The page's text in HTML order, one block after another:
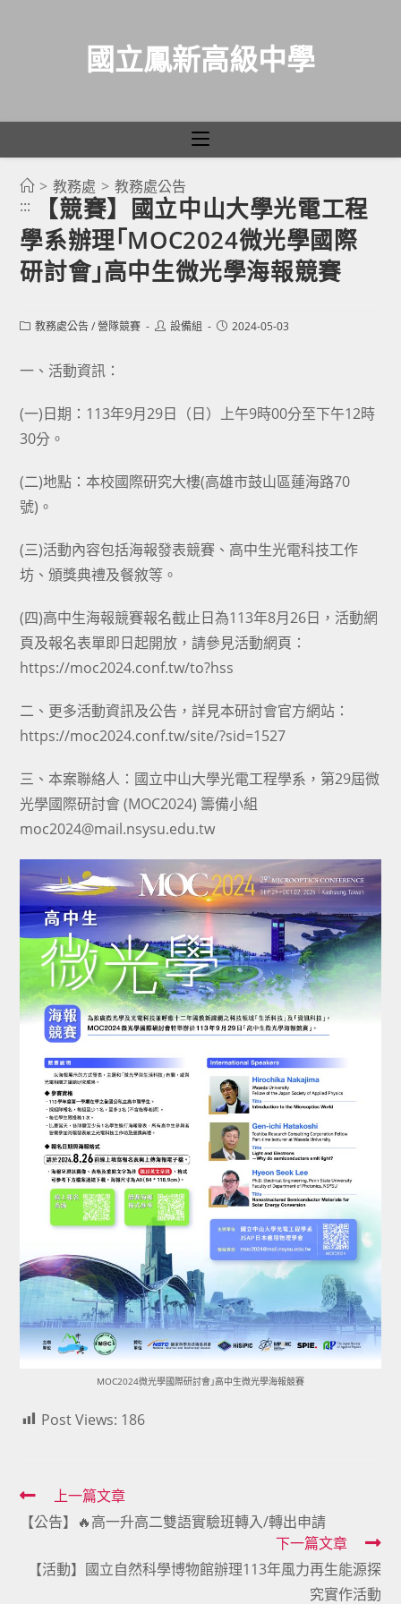
國立鳳新高級中學
> 教務處 > 教務處公告
:::
【競賽】國立中山大學光電工程
學系辦理｢MOC2024微光學國際
研討會｣高中生微光學海報競賽
Post教務處公告 / 營隊競賽
Post設備組
Post2024-05-03
一、活動資訊：
(一)日期：113年9月29日（日）上午9時00分至下午12時
30分。
(二)地點：本校國際研究大樓(高雄市鼓山區蓮海路70
號)。
(三)活動內容包括海報發表競賽、高中生光電科技工作
坊、頒獎典禮及餐敘等。
(四)高中生海報競賽報名截止日為113年8月26日，活動網
頁及報名表單即日起開放，請參見活動網頁：
https://moc2024.conf.tw/to?hss
二、更多活動資訊及公告，詳見本研討會官方網站：
https://moc2024.conf.tw/site/?sid=1527
三、本案聯絡人：國立中山大學光電工程學系，第29屆微
光學國際研討會 (MOC2024) 籌備小組
moc2024@mail.nsysu.edu.tw
MOC2024微光學國際研討會｣高中生微光學海報競賽
Post Views: 186
Read
more
articles
上一篇文章
【公告】🔥高一升高二雙語實驗班轉入/轉出申請
下一篇文章
【活動】國立自然科學博物館辦理113年風力再生能源探
究實作活動